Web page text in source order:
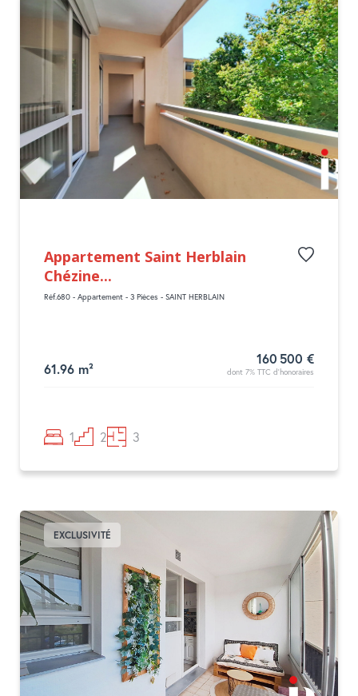
Appartement Saint Herblain
Chézine...
Réf.680 - Appartement - 3 Pièces - SAINT HERBLAIN
61.96 m²
160 500 €
dont 7% TTC d'honoraires
1 2 3
EXCLUSIVITÉ